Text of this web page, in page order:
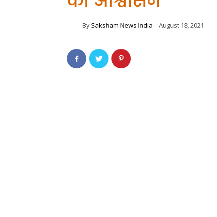
By Saksham News India August 18, 2021